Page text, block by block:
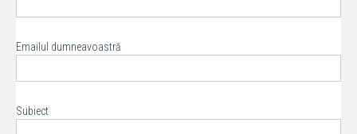
Emailul dumneavoastră
Subiect